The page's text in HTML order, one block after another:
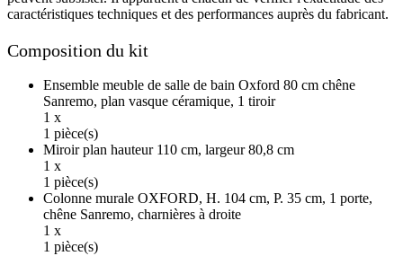
caractéristiques techniques et des performances auprès du fabricant.
Composition du kit
Ensemble meuble de salle de bain Oxford 80 cm chêne
Sanremo, plan vasque céramique, 1 tiroir
1 x
1 pièce(s)
Miroir plan hauteur 110 cm, largeur 80,8 cm
1 x
1 pièce(s)
Colonne murale OXFORD, H. 104 cm, P. 35 cm, 1 porte,
chêne Sanremo, charnières à droite
1 x
1 pièce(s)